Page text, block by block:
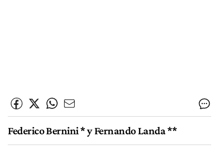
Federico Bernini * y Fernando Landa **